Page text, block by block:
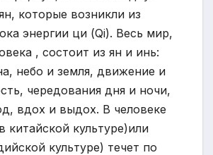
которые возникли из
энергии ци (Qi). Весь мир,
, состоит из ян и инь:
небо и земля, движение и
чередования дня и ночи,
вдох и выдох. В человеке
китайской культуре)или
культуре) течет по